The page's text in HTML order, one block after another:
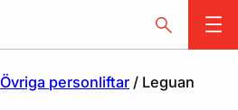
Övriga personliftar / Leguan